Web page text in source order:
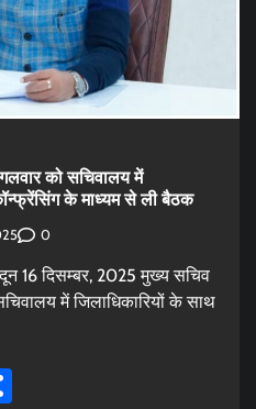
को सचिवालय में
के माध्यम से ली बैठक
0
16 दिसम्बर, 2025 मुख्य सचिव
में जिलाधिकारियों के साथ